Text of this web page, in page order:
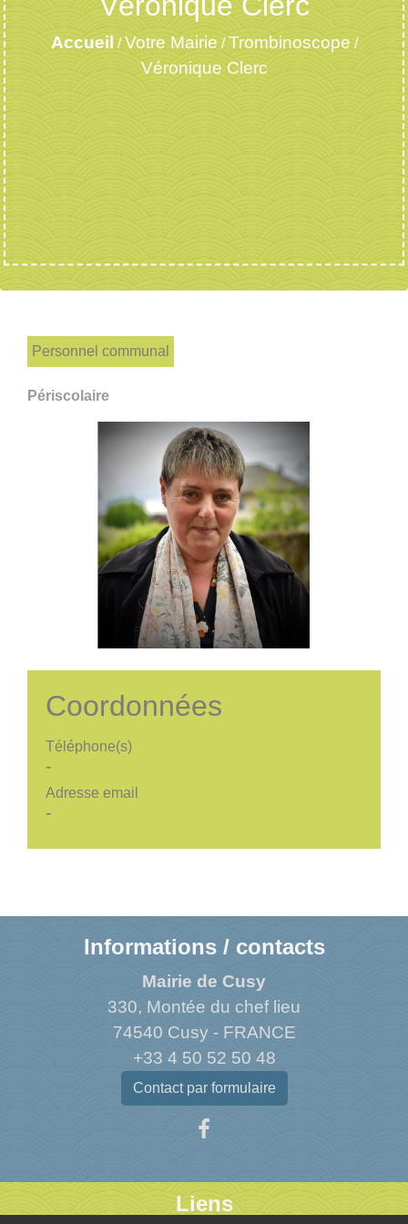
Accueil /Votre Mairie /Trombinoscope /
Véronique Clerc
Personnel communal
Périscolaire
Coordonnées
Téléphone(s)
-
Adresse email
-
Informations / contacts
Mairie de Cusy
330, Montée du chef lieu
74540 Cusy - FRANCE
+33 4 50 52 50 48
Contact par formulaire
Liens